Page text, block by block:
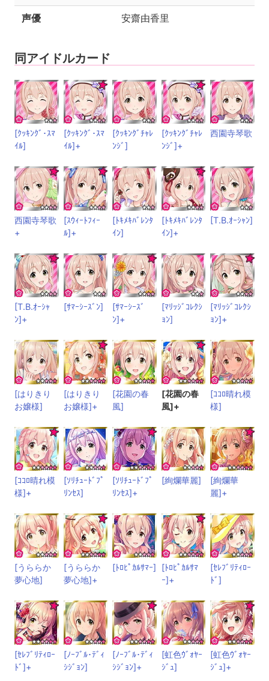
声優 安齋由香里
同アイドルカード
[ｸｯｷﾝｸﾞ･ｽﾏ
ｲﾙ]
[ｸｯｷﾝｸﾞ･ｽﾏ
ｲﾙ]+
[ｸｯｷﾝｸﾞﾁｬﾚ
ﾝｼﾞ]
[ｸｯｷﾝｸﾞﾁｬﾚ
ﾝｼﾞ]+
西園寺琴歌
西園寺琴歌
+
[ｽｳｨｰﾄﾌｨｰ
ﾙ]+
[ﾄｷﾒｷﾊﾞﾚﾝﾀ
ｲﾝ]
[ﾄｷﾒｷﾊﾞﾚﾝﾀ
ｲﾝ]+
[T.B.ｵｰｼｬﾝ]
[T.B.ｵｰｼｬ
ﾝ]+
[ｻﾏｰｼｰｽﾞﾝ]
[ｻﾏｰｼｰｽﾞ
ﾝ]+
[ﾏﾘｯｼﾞｺﾚｸｼ
ｮﾝ]
[ﾏﾘｯｼﾞｺﾚｸｼ
ｮﾝ]+
[はりきり
お嬢様]
[はりきり
お嬢様]+
[花園の春
風]
[花園の春
風]+
[ｺｺﾛ晴れ模
様]
[ｺｺﾛ晴れ模
様]+
[ｿﾘﾁｭｰﾄﾞﾌﾟ
ﾘﾝｾｽ]
[ｿﾘﾁｭｰﾄﾞﾌﾟ
ﾘﾝｾｽ]+
[絢爛華麗]
[絢爛華
麗]+
[うららか
夢心地]
[うららか
夢心地]+
[ﾄﾛﾋﾟｶﾙｻﾏｰ]
[ﾄﾛﾋﾟｶﾙｻﾏ
ｰ]+
[ｾﾚﾌﾞﾘﾃｨﾛｰ
ﾄﾞ]
[ｾﾚﾌﾞﾘﾃｨﾛｰ
ﾄﾞ]+
[ﾉｰﾌﾞﾙ･ﾃﾞｨ
ｼｼﾞｮﾝ]
[ﾉｰﾌﾞﾙ･ﾃﾞｨ
ｼｼﾞｮﾝ]+
[虹色ｳﾞｫﾔｰ
ｼﾞｭ]
[虹色ｳﾞｫﾔｰ
ｼﾞｭ]+